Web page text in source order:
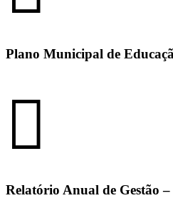
Plano Municipal de
Relatório Anual de Gestão –